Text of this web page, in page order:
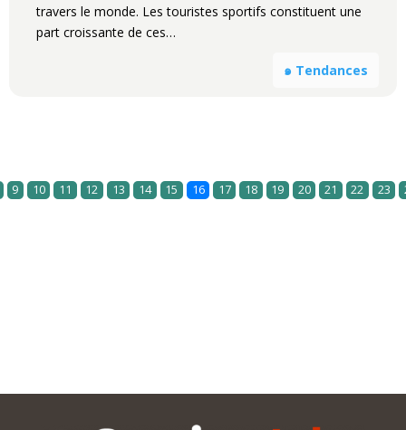
travers le monde. Les touristes sportifs constituent une
part croissante de ces…
๑ Tendances
9 10 11 12 13 14 15 16 17 18 19 20 21 22 23